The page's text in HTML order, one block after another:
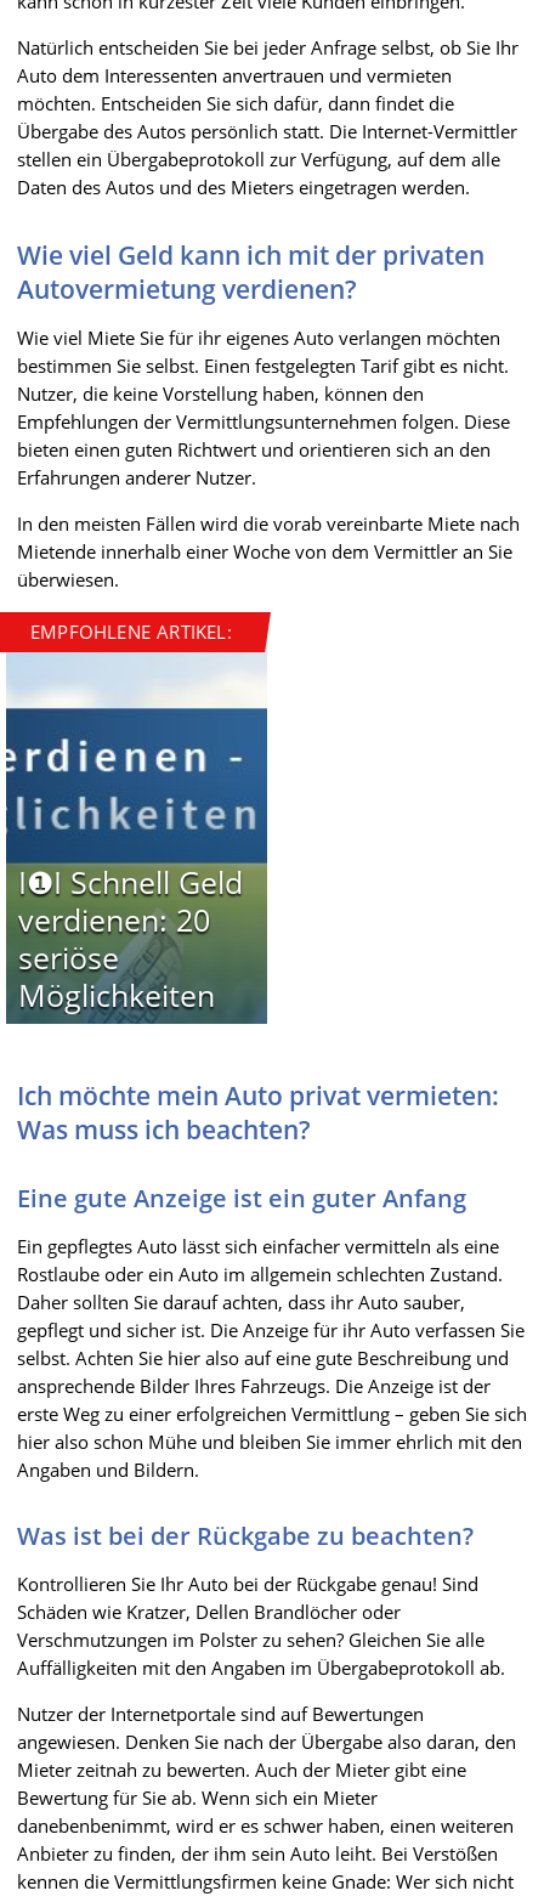
Natürlich entscheiden Sie bei jeder Anfrage selbst, ob Sie Ihr
Auto dem Interessenten anvertrauen und vermieten
möchten. Entscheiden Sie sich dafür, dann findet die
Übergabe des Autos persönlich statt. Die Internet-Vermittler
stellen ein Übergabeprotokoll zur Verfügung, auf dem alle
Daten des Autos und des Mieters eingetragen werden.
Wie viel Geld kann ich mit der privaten
Autovermietung verdienen?
Wie viel Miete Sie für ihr eigenes Auto verlangen möchten
bestimmen Sie selbst. Einen festgelegten Tarif gibt es nicht.
Nutzer, die keine Vorstellung haben, können den
Empfehlungen der Vermittlungsunternehmen folgen. Diese
bieten einen guten Richtwert und orientieren sich an den
Erfahrungen anderer Nutzer.
In den meisten Fällen wird die vorab vereinbarte Miete nach
Mietende innerhalb einer Woche von dem Vermittler an Sie
überwiesen.
EMPFOHLENE ARTIKEL:
I❶I Schnell Geld
verdienen: 20
seriöse
Möglichkeiten
Ich möchte mein Auto privat vermieten:
Was muss ich beachten?
Eine gute Anzeige ist ein guter Anfang
Ein gepflegtes Auto lässt sich einfacher vermitteln als eine
Rostlaube oder ein Auto im allgemein schlechten Zustand.
Daher sollten Sie darauf achten, dass ihr Auto sauber,
gepflegt und sicher ist. Die Anzeige für ihr Auto verfassen Sie
selbst. Achten Sie hier also auf eine gute Beschreibung und
ansprechende Bilder Ihres Fahrzeugs. Die Anzeige ist der
erste Weg zu einer erfolgreichen Vermittlung – geben Sie sich
hier also schon Mühe und bleiben Sie immer ehrlich mit den
Angaben und Bildern.
Was ist bei der Rückgabe zu beachten?
Kontrollieren Sie Ihr Auto bei der Rückgabe genau! Sind
Schäden wie Kratzer, Dellen Brandlöcher oder
Verschmutzungen im Polster zu sehen? Gleichen Sie alle
Auffälligkeiten mit den Angaben im Übergabeprotokoll ab.
Nutzer der Internetportale sind auf Bewertungen
angewiesen. Denken Sie nach der Übergabe also daran, den
Mieter zeitnah zu bewerten. Auch der Mieter gibt eine
Bewertung für Sie ab. Wenn sich ein Mieter
danebenbenimmt, wird er es schwer haben, einen weiteren
Anbieter zu finden, der ihm sein Auto leiht. Bei Verstößen
kennen die Vermittlungsfirmen keine Gnade: Wer sich nicht